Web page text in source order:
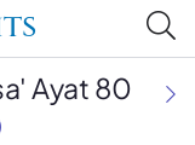
Ayat 80